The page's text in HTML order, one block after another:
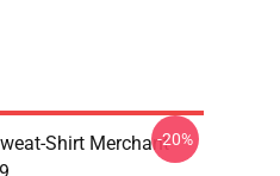
Shirt Merchant-20%